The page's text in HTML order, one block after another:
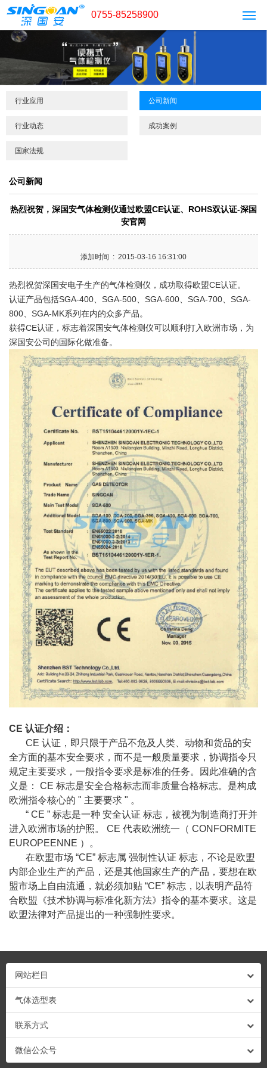
0755-85258900
行业应用 公司新闻
行业动态 成功案例
国家法规
公司新闻
热烈祝贺，深国安气体检测仪通过欧盟CE认证、ROHS双认证-深国
安官网
添加时间 : 2015-03-16 16:31:00
热烈祝贺深国安电子生产的气体检测仪，成功取得欧盟CE认证。
认证产品包括SGA-400、SGA-500、SGA-600、SGA-700、SGA-
800、SGA-MK系列在内的众多产品。
获得CE认证，标志着深国安气体检测仪可以顺利打入欧洲市场，为
深国安公司的国际化做准备。
CE 认证介绍：
CE 认证，即只限于产品不危及人类、动物和货品的安
全方面的基本安全要求，而不是一般质量要求，协调指令只
规定主要要求，一般指令要求是标准的任务。因此准确的含
义是：
CE 标志是安全合格标志而非质量合格标志。是构成
欧洲指令核心的 " 主要要求 " 。
“ CE ” 标志是一种 安全认证 标志，被视为制造商打开并
进入欧洲市场的护照。
CE 代表欧洲统一（ CONFORMITE
EUROPEENNE ）。
在欧盟市场 “CE” 标志属 强制性认证 标志，不论是欧盟
内部企业生产的产品，还是其他国家生产的产品，要想在欧
盟市场上自由流通，就必须加贴 “CE” 标志，以表明产品符
合欧盟《技术协调与标准化新方法》指令的基本要求。这是
欧盟法律对产品提出的一种强制性要求。
网站栏目
气体选型表
联系方式
微信公众号